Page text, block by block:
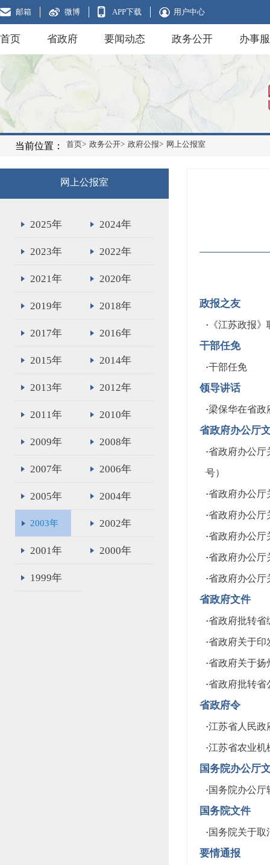
邮箱 微博 APP下载 用户中心
首页 省政府 要闻动态 政务公开 办事
当前位置： 首页> 政务公开> 政府公报> 网上公报室
网上公报室
2025年 2024年
2023年 2022年
2021年 2020年
2019年 2018年
2017年 2016年
2015年 2014年
2013年 2012年
2011年 2010年
2009年 2008年
2007年 2006年
2005年 2004年
2003年 2002年
2001年 2000年
1999年
政报之友
· 《江苏政报
干部任免
·干部任免
领导讲话
·梁保华在省政
省政府办公厅
·省政府办公厅
号）
·省政府办公厅
·省政府办公厅
·省政府办公厅
·省政府办公厅
·省政府办公厅
省政府文件
·省政府批转省
·省政府关于印
·省政府关于扬
·省政府批转省
省政府令
·江苏省人民政
·江苏省农业机
国务院办公厅
·国务院办公厅
国务院文件
·国务院关于取
要情通报